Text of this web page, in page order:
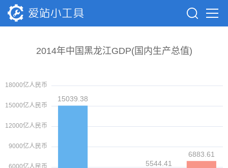
2014年中国黑龙江GDP(国内生产总值)